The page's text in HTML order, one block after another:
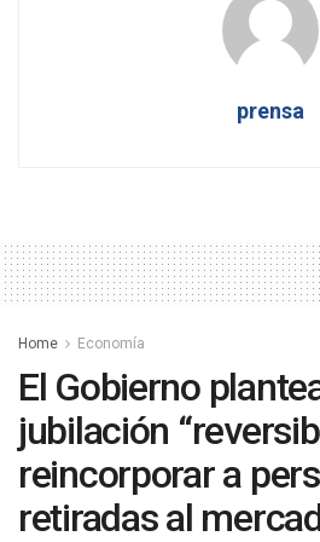
prensa
Home Economía
El Gobierno
jubilación
reincorporar a
retiradas al